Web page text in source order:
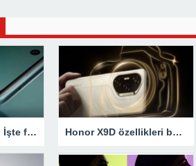
Vivo Y50i tanıtıldı! İşte fiyatı ve özellikleri Honor X9D özellikleri belli oldu